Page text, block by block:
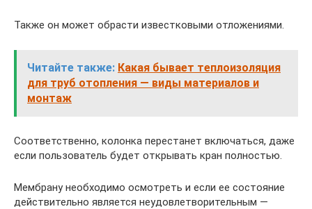
Также он может обрасти известковыми отложениями.
Читайте также: Какая бывает теплоизоляция
для труб отопления — виды материалов и
монтаж
Соответственно, колонка перестанет включаться, даже
если пользователь будет открывать кран полностью.
Мембрану необходимо осмотреть и если ее состояние
действительно является неудовлетворительным —